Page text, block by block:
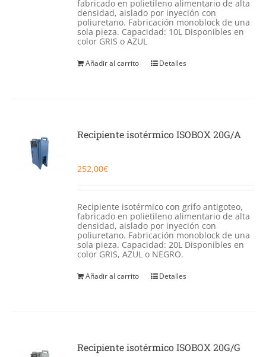
fabricado en polietileno alimentario de alta
densidad, aislado por inyeción con
poliuretano. Fabricación monoblock de una
sola pieza. Capacidad: 10L Disponibles en
color GRIS o AZUL
Añadir al carrito Detalles
Recipiente isotérmico ISOBOX 20G/A
252,00€
Recipiente isotérmico con grifo antigoteo,
fabricado en polietileno alimentario de alta
densidad, aislado por inyeción con
poliuretano. Fabricación monoblock de una
sola pieza. Capacidad: 20L Disponibles en
color GRIS, AZUL o NEGRO.
Añadir al carrito Detalles
Recipiente isotérmico ISOBOX 20G/G